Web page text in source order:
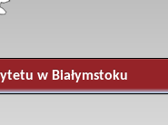
w Białymstoku